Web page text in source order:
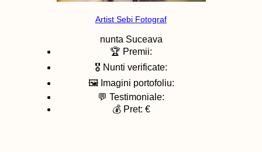
Artist Sebi Fotograf
nunta Suceava
🏆 Premii:
🎖️ Nunti verificate:
🖼️ Imagini portofoliu:
💬 Testimoniale:
💰 Pret: €